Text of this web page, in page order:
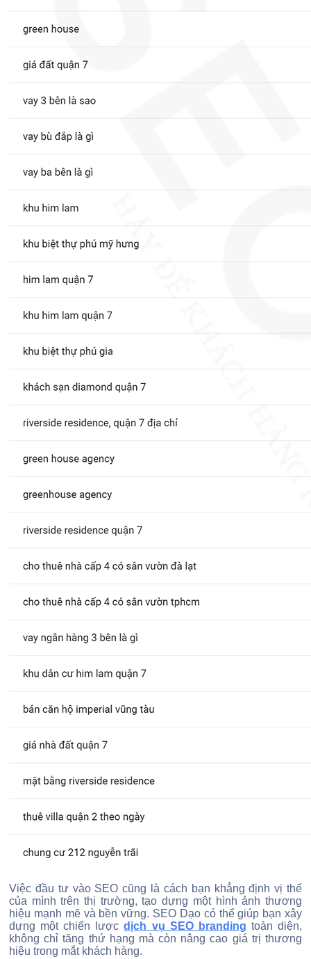
Việc đầu tư vào SEO cũng là cách bạn khẳng định vị thế
của mình trên thị trường, tạo dựng một hình ảnh thương
hiệu mạnh mẽ và bền vững. SEO Dạo có thể giúp bạn xây
dựng một chiến lượcdịch vụ SEO branding toàn diện,
không chỉ tăng thứ hạng mà còn nâng cao giá trị thương
hiệu trong mắt khách hàng.